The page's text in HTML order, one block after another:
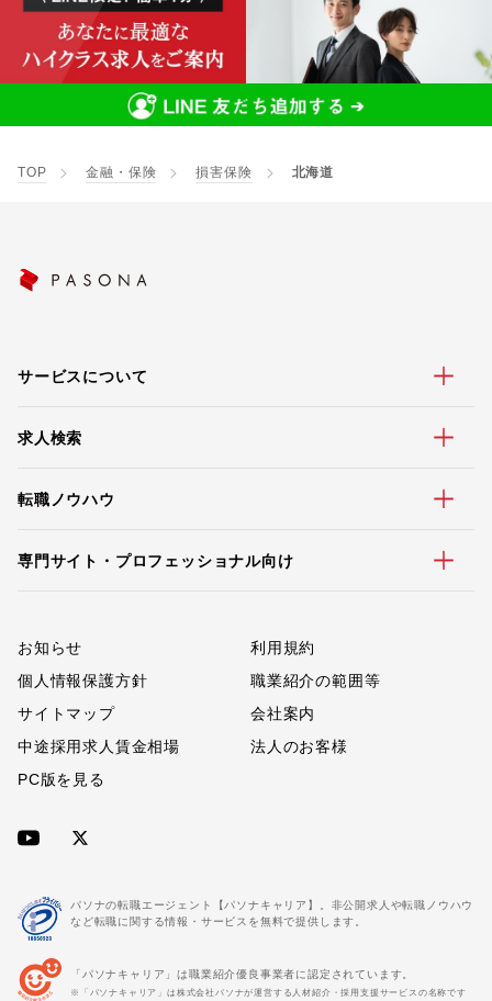
TOP 金融・保険 損害保険 北海道
サービスについて
求人検索
転職ノウハウ
専門サイト・プロフェッショナル向け
お知らせ
利用規約
個人情報保護方針
職業紹介の範囲等
サイトマップ
会社案内
中途採用求人賃金相場
法人のお客様
PC版を見る
パソナの転職エージェント【パソナキャリア】。非公開求人や転職ノウハウ
など転職に関する情報・サービスを無料で提供します。
「パソナキャリア」は職業紹介優良事業者に認定されています。
※「パソナキャリア」は株式会社パソナが運営する人材紹介・採用支援サービスの名称です